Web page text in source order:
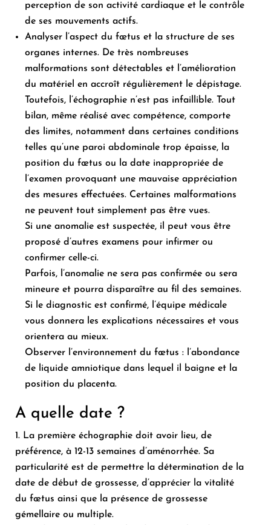
perception de son activité cardiaque et le contrôle
de ses mouvements actifs.
Analyser l’aspect du fœtus et la structure de ses
organes internes. De très nombreuses
malformations sont détectables et l’amélioration
du matériel en accroît régulièrement le dépistage.
Toutefois, l’échographie n’est pas infaillible. Tout
bilan, même réalisé avec compétence, comporte
des limites, notamment dans certaines conditions
telles qu’une paroi abdominale trop épaisse, la
position du fœtus ou la date inappropriée de
l’examen provoquant une mauvaise appréciation
des mesures effectuées. Certaines malformations
ne peuvent tout simplement pas être vues.
Si une anomalie est suspectée, il peut vous être
proposé d’autres examens pour infirmer ou
confirmer celle-ci.
Parfois, l’anomalie ne sera pas confirmée ou sera
mineure et pourra disparaître au fil des semaines.
Si le diagnostic est confirmé, l’équipe médicale
vous donnera les explications nécessaires et vous
orientera au mieux.
Observer l’environnement du fœtus : l’abondance
de liquide amniotique dans lequel il baigne et la
position du placenta.
A quelle date ?
La première échographie doit avoir lieu, de
préférence, à 12-13 semaines d’aménorrhée. Sa
particularité est de permettre la détermination de la
date de début de grossesse, d’apprécier la vitalité
du fœtus ainsi que la présence de grossesse
gémellaire ou multiple.